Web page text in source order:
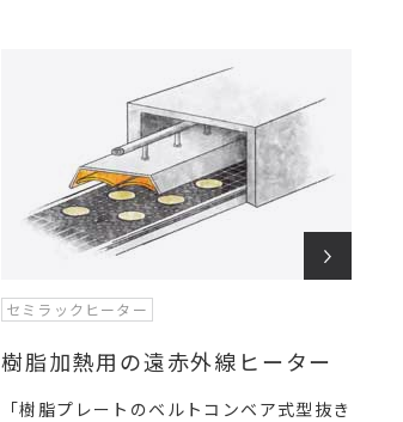
セミラックヒーター
樹脂加熱用の遠赤外線ヒーター
「樹脂プレートのベルトコンベア式型抜き